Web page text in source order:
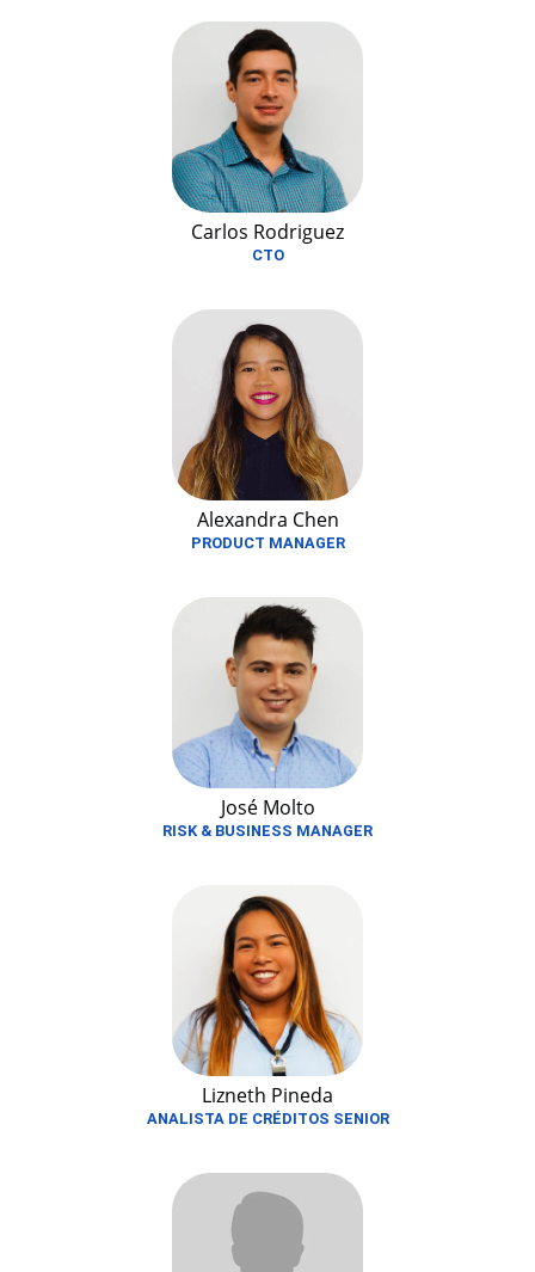
Carlos Rodriguez
CTO
Alexandra Chen
PRODUCT MANAGER
José Molto
RISK & BUSINESS MANAGER
Lizneth Pineda
ANALISTA DE CRÉDITOS SENIOR